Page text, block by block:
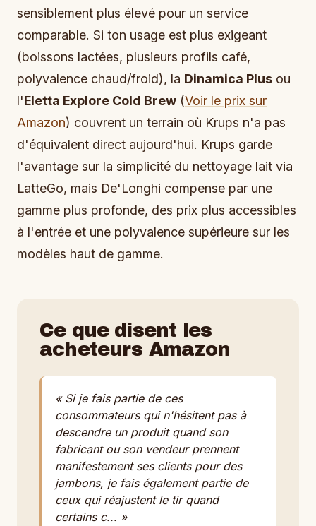
sensiblement plus élevé pour un service
comparable. Si ton usage est plus exigeant
(boissons lactées, plusieurs profils café,
polyvalence chaud/froid), la Dinamica Plus ou
l'Eletta Explore Cold Brew (Voir le prix sur
Amazon) couvrent un terrain où Krups n'a pas
d'équivalent direct aujourd'hui. Krups garde
l'avantage sur la simplicité du nettoyage lait via
LatteGo, mais De'Longhi compense par une
gamme plus profonde, des prix plus accessibles
à l'entrée et une polyvalence supérieure sur les
modèles haut de gamme.
Ce que disent les
acheteurs Amazon
« Si je fais partie de ces
consommateurs qui n'hésitent pas à
descendre un produit quand son
fabricant ou son vendeur prennent
manifestement ses clients pour des
jambons, je fais également partie de
ceux qui réajustent le tir quand
certains c... »